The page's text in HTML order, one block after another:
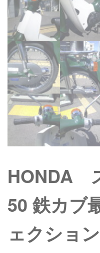
HONDA
50 鉄カブ
ェクション